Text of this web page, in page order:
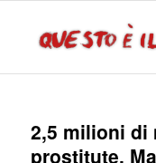
2,5 milioni di
prostitute.